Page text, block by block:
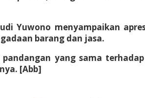
Yuwono menyampaikan
barang dan jasa.
yang sama
[Abb]